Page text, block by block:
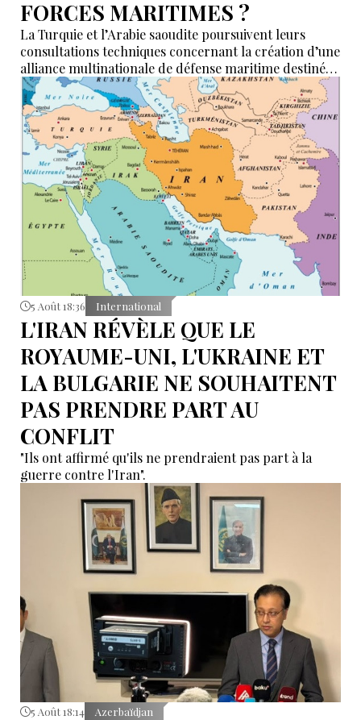
FORCES MARITIMES ?
La Turquie et l’Arabie saoudite poursuivent leurs
consultations techniques concernant la création d’une
alliance multinationale de défense maritime destinée
à garantir la sécurité de la navigation en mer Rouge,
dans le détroit de Bab el-Mandeb et dans le golfe
d’Aden.
5 Août 18:36 International
L'IRAN RÉVÈLE QUE LE
ROYAUME-UNI, L'UKRAINE ET
LA BULGARIE NE SOUHAITENT
PAS PRENDRE PART AU
CONFLIT
"Ils ont affirmé qu'ils ne prendraient pas part à la
guerre contre l'Iran".
5 Août 18:14 Azerbaïdjan